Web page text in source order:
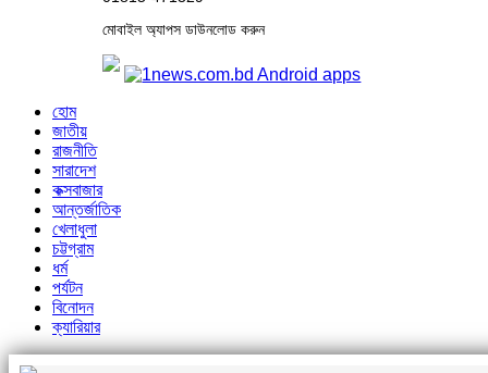
মোবাইল অ্যাপস ডাউনলোড করুন
হোম
জাতীয়
রাজনীতি
সারাদেশ
কক্সবাজার
আন্তর্জাতিক
খেলাধুলা
চট্টগ্রাম
ধর্ম
পর্যটন
বিনোদন
ক্যারিয়ার